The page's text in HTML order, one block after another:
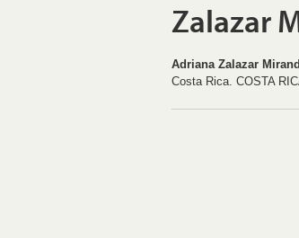
Zalazar
Adriana Zalazar
Costa Rica. COSTA